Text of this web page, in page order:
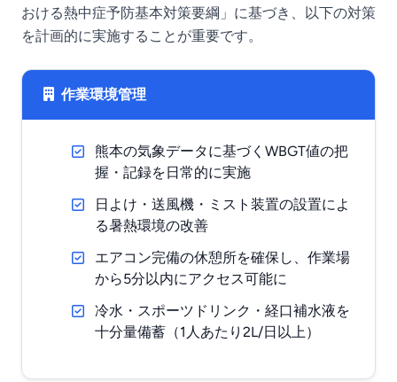
おける熱中症予防基本対策要綱」に基づき、以下の対策
を計画的に実施することが重要です。
作業環境管理
熊本の気象データに基づくWBGT値の把
握・記録を日常的に実施
日よけ・送風機・ミスト装置の設置によ
る暑熱環境の改善
エアコン完備の休憩所を確保し、作業場
から5分以内にアクセス可能に
冷水・スポーツドリンク・経口補水液を
十分量備蓄（1人あたり2L/日以上）